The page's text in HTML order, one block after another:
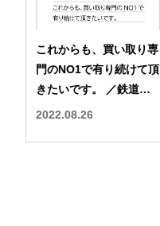
これからも、買い取り専
門のNO1で有り続けて頂
きたいです。 ／鉄道本
舗 買取アンケート 口コ
2022.08.26